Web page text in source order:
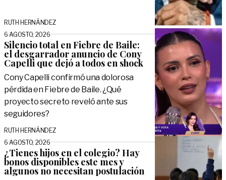
RUTH HERNÁNDEZ
6 AGOSTO, 2026
Silencio total en Fiebre de Baile:
el desgarrador anuncio de Cony
Capelli que dejó a todos en shock
Cony Capelli confirmó una dolorosa
pérdida en Fiebre de Baile. ¿Qué
proyecto secreto reveló ante sus
seguidores?
RUTH HERNÁNDEZ
6 AGOSTO, 2026
¿Tienes hijos en el colegio? Hay
bonos disponibles este mes y
algunos no necesitan postulación